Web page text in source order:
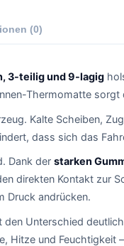
(0)
3-teilig und 9-lagig
Thermomatte
Kalte Scheiben,
dass sich das
Dank der starken
direkten Kontakt zur
Druck andrücken.
Unterschied
Hitze und Feuchtigkeit